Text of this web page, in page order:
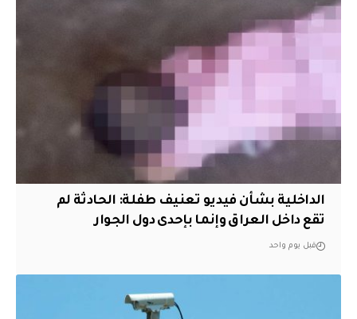
الداخلية بشأن فيديو تعنيف طفلة: الحادثة لم
تقع داخل العراق وإنما بإحدى دول الجوار
قبل يوم واحد